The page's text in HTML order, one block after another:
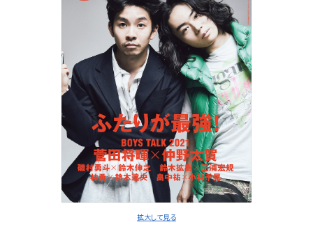
拡大して見る